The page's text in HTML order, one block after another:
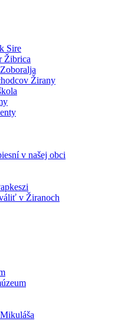
Sire
Žibrica
Žirany
v našej obci
v Žiranoch